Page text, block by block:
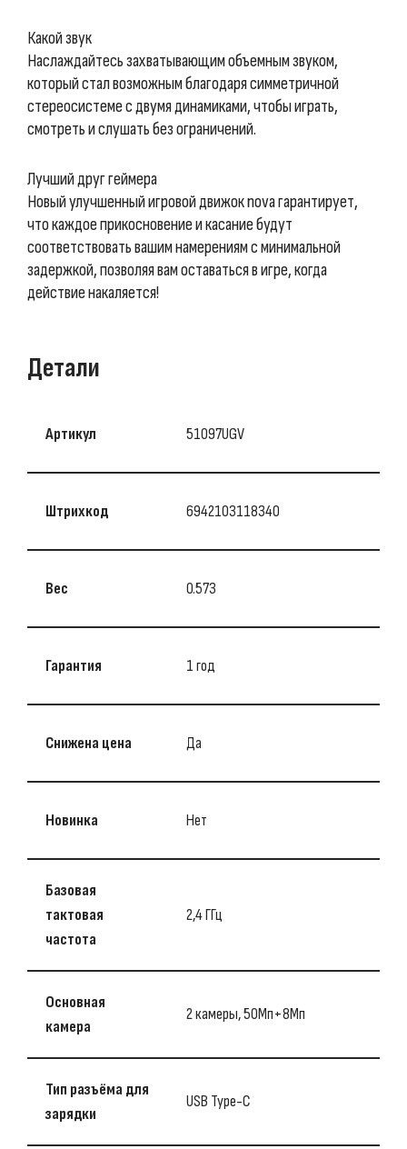
Какой звук
Наслаждайтесь захватывающим объемным звуком,
который стал возможным благодаря симметричной
стереосистеме с двумя динамиками, чтобы играть,
смотреть и слушать без ограничений.
Лучший друг геймера
Новый улучшенный игровой движок nova гарантирует,
что каждое прикосновение и касание будут
соответствовать вашим намерениям с минимальной
задержкой, позволяя вам оставаться в игре, когда
действие накаляется!
Детали
Артикул 51097UGV
Штрихкод 6942103118340
Вес 0.573
Гарантия 1 год
Снижена цена Да
Новинка Нет
Базовая
тактовая
частота
2,4 ГГц
Основная
камера
2 камеры, 50Мп+8Мп
Тип разъёма для
зарядки
USB Type-C